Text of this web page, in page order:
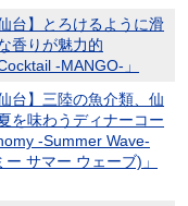
台】とろけるように滑
香りが魅力的
-MANGO-」
台】三陸の魚介類、仙
を味わうディナーコー
-Summer Wave-
サマー ウェーブ)」